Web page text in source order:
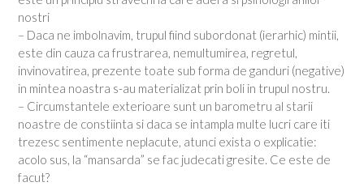
nostri
– Daca ne imbolnavim, trupul fiind subordonat (ierarhic) mintii,
este din cauza ca frustrarea, nemultumirea, regretul,
invinovatirea, prezente toate sub forma de ganduri (negative)
in mintea noastra s-au materializat prin boli in trupul nostru.
– Circumstantele exterioare sunt un barometru al starii
noastre de constiinta si daca se intampla multe lucri care iti
trezesc sentimente neplacute, atunci exista o explicatie:
acolo sus, la “mansarda” se fac judecati gresite. Ce este de
facut?